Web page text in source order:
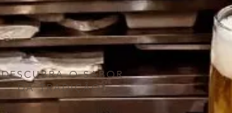
DESCUBRA O SABOR
DA TRADIÇÃO!